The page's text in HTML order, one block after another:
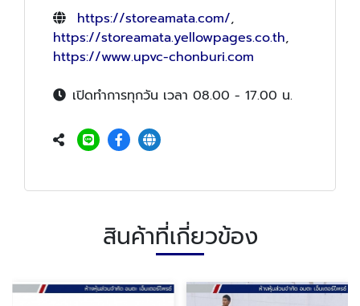
https://storeamata.com/,
https://storeamata.yellowpages.co.th,
https://www.upvc-chonburi.com
เปิดทำการทุกวัน เวลา 08.00 - 17.00 น.
สินค้าที่เกี่ยวข้อง